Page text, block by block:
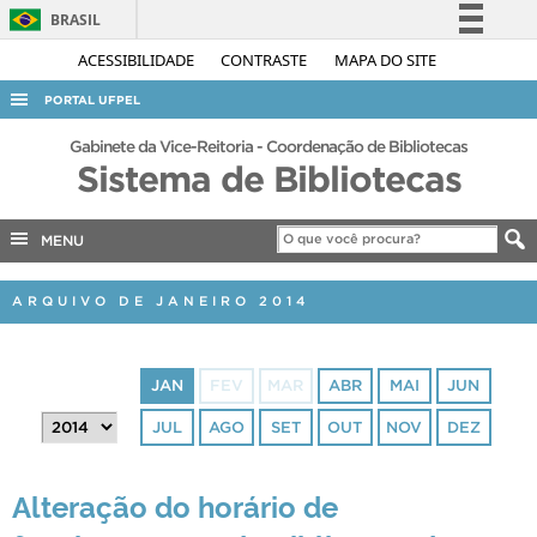
ACESSIBILIDADE CONTRASTE MAPA DO SITE
BRASIL
Simplifique!
Acesso à informação
Canais
PORTAL UFPEL
ACESSO À INFORMAÇÃO
AUDITORIA
COBALTO
CONCURSOS
EDITAIS
PORTARIAS
Gabinete da Vice-Reitoria - Coordenação de Bibliotecas
Sistema de Bibliotecas
MENU
ARQUIVO DE JANEIRO 2014
JAN FEV MAR ABR MAI JUN
JUL AGO SET OUT NOV DEZ
Alteração do horário de